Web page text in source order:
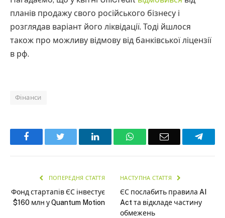
планів продажу свого російського бізнесу і
розглядав варіант його ліквідації. Тоді йшлося
також про можливу відмову від банківської ліцензії
в рф.
Фінанси
Facebook LinkedInWhatsAppEmail
ПОПЕРЕДНЯ СТАТТЯ
Фонд стартапів ЄС інвестує
$160 млн у Quantum Motion
НАСТУПНА СТАТТЯ
ЄС послабить правила AI
Act та відкладе частину
обмежень